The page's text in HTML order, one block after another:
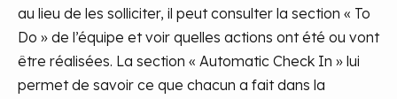
au lieu de les solliciter, il peut consulter la section « To
Do » de l’équipe et voir quelles actions ont été ou vont
être réalisées. La section « Automatic Check In » lui
permet de savoir ce que chacun a fait dans la